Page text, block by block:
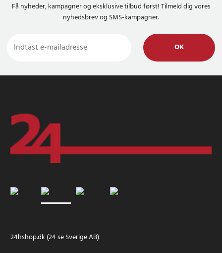
Få nyheder, kampagner og eksklusive tilbud først! Tilmeld dig vores
nyhedsbrev og SMS-kampagner.
OK
24hshop.dk (24 se Sverige AB)